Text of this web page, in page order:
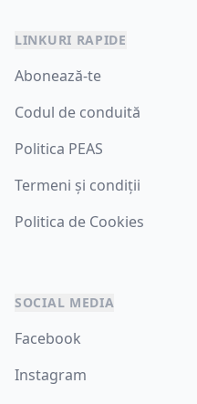
LINKURI RAPIDE
Abonează-te
Codul de conduită
Politica PEAS
Termeni și condiții
Politica de Cookies
SOCIAL MEDIA
Facebook
Instagram